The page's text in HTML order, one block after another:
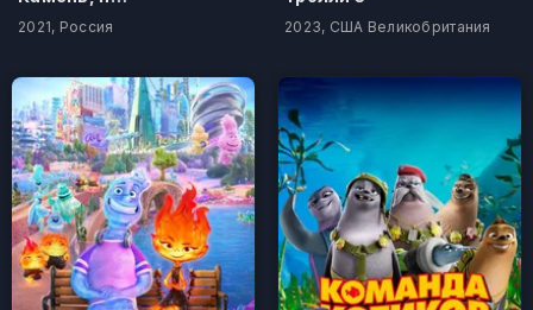
2021, Россия 2023, США Великобритания